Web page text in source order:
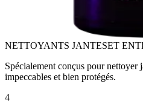
NETTOYANTS JANTESET
Spécialement conçus pour nettoyer
impeccables et bien protégés.
4